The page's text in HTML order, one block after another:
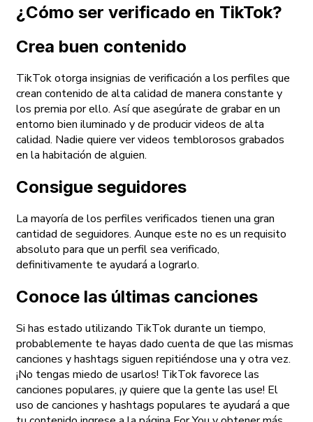
¿Cómo ser verificado en TikTok?
Crea buen contenido
TikTok otorga insignias de verificación a los perfiles que
crean contenido de alta calidad de manera constante y
los premia por ello. Así que asegúrate de grabar en un
entorno bien iluminado y de producir videos de alta
calidad. Nadie quiere ver videos temblorosos grabados
en la habitación de alguien.
Consigue seguidores
La mayoría de los perfiles verificados tienen una gran
cantidad de seguidores. Aunque este no es un requisito
absoluto para que un perfil sea verificado,
definitivamente te ayudará a lograrlo.
Conoce las últimas canciones
Si has estado utilizando TikTok durante un tiempo,
probablemente te hayas dado cuenta de que las mismas
canciones y hashtags siguen repitiéndose una y otra vez.
¡No tengas miedo de usarlos! TikTok favorece las
canciones populares, ¡y quiere que la gente las use! El
uso de canciones y hashtags populares te ayudará a que